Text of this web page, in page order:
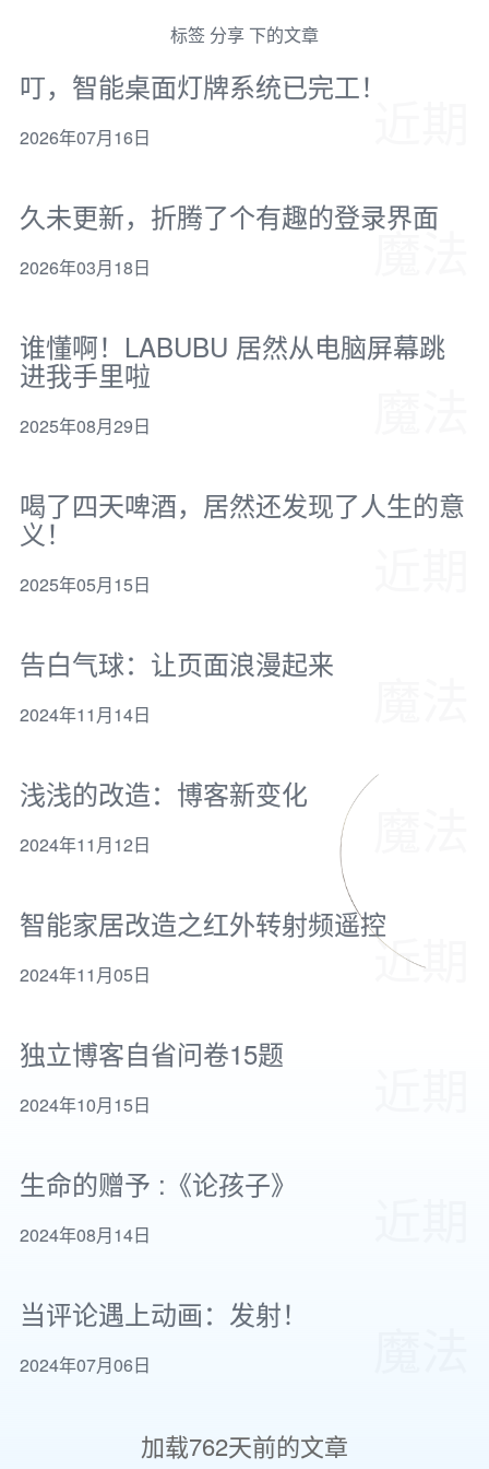
标签 分享 下的文章
叮，智能桌面灯牌系统已完工！
2026年07月16日
久未更新，折腾了个有趣的登录界面
魔法
2026年03月18日
谁懂啊！LABUBU 居然从电脑屏幕跳
进我手里啦
2025年08月29日
喝了四天啤酒，居然还发现了人生的意
义！
2025年05月15日
告白气球：让页面浪漫起来
2024年11月14日
浅浅的改造：博客新变化
2024年11月12日
智能家居改造之红外转射频遥控
近期
2024年11月05日
独立博客自省问卷15题
2024年10月15日
生命的赠予 :《论孩子》
2024年08月14日
当评论遇上动画：发射！
2024年07月06日
加载762天前的文章